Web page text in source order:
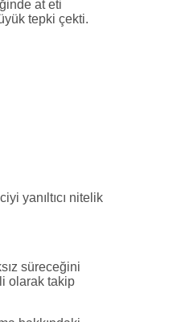
at eti
tepki çekti.
yanıltıcı nitelik
süreceğini
olarak takip